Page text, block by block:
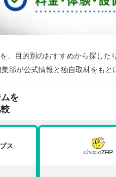
、目的別のおすすめから探し
部が公式情報と独自取材をもと
を
ス